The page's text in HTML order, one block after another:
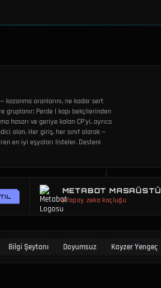
kazanma oranlarını, ne kadar sert
gruplanır; Perde I kapı bekçilerinden
hasarı ve geriye kalan CP'yi, ayrıca
olan. Her giriş, her sınıf olarak —
en iyi eşyaları listeler. Desteni
METABOT MASAÜSTÜ
Yapay zeka koçluğu
Bilgi Şeytanı Doyumsuz Kayzer Yengeç